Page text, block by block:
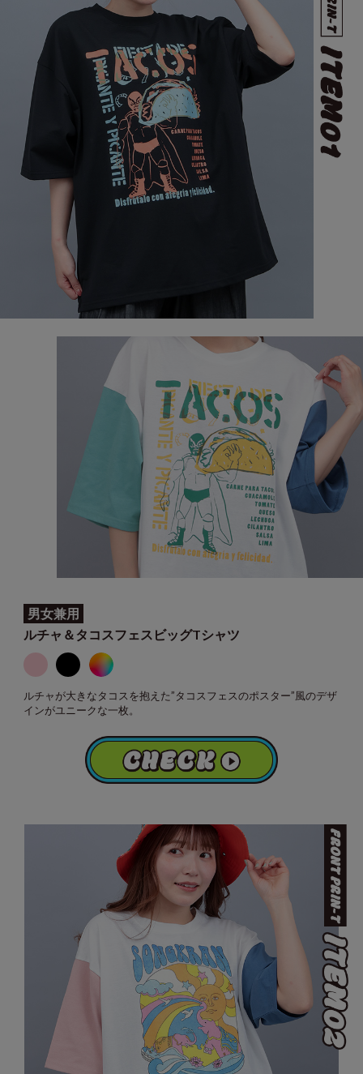
男女兼用
ルチャ＆タコスフェスビッグTシャツ
ルチャが大きなタコスを抱えた”タコスフェスのポスター”風のデザ
インがユニークな一枚。